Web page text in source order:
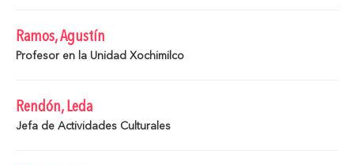
Ramos, Agustín
Profesor en la Unidad Xochimilco
Rendón, Leda
Jefa de Actividades Culturales